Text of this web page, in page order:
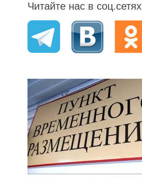
Читайте нас в соц.сетях